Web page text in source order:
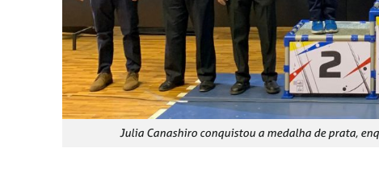
Julia Canashiro conquistou a medalha de prata,